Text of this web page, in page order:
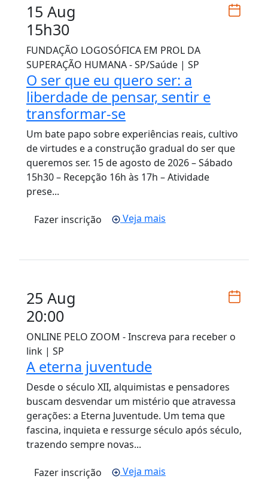
15 Aug
15h30
FUNDAÇÃO LOGOSÓFICA EM PROL DA
SUPERAÇÃO HUMANA - SP/Saúde | SP
O ser que eu quero ser: a
liberdade de pensar, sentir e
transformar-se
Um bate papo sobre experiências reais, cultivo
de virtudes e a construção gradual do ser que
queremos ser. 15 de agosto de 2026 – Sábado
15h30 – Recepção 16h às 17h – Atividade
prese...
Fazer inscrição Veja mais
25 Aug
20:00
ONLINE PELO ZOOM - Inscreva para receber o
link | SP
A eterna juventude
Desde o século XII, alquimistas e pensadores
buscam desvendar um mistério que atravessa
gerações: a Eterna Juventude. Um tema que
fascina, inquieta e ressurge século após século,
trazendo sempre novas...
Fazer inscrição Veja mais